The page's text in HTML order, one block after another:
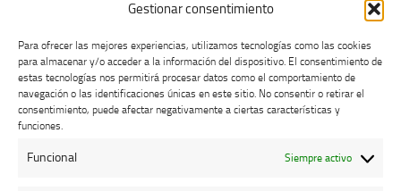
Gestionar consentimiento
Para ofrecer las mejores experiencias, utilizamos tecnologías como las cookies
para almacenar y/o acceder a la información del dispositivo. El consentimiento de
estas tecnologías nos permitirá procesar datos como el comportamiento de
navegación o las identificaciones únicas en este sitio. No consentir o retirar el
consentimiento, puede afectar negativamente a ciertas características y
funciones.
Funcional Siempre activo
Buzón de dudas, quejas y sugerencias